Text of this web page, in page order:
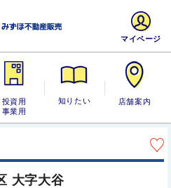
用・事業
用
知りたい 店舗案内
マイページ
大字大谷